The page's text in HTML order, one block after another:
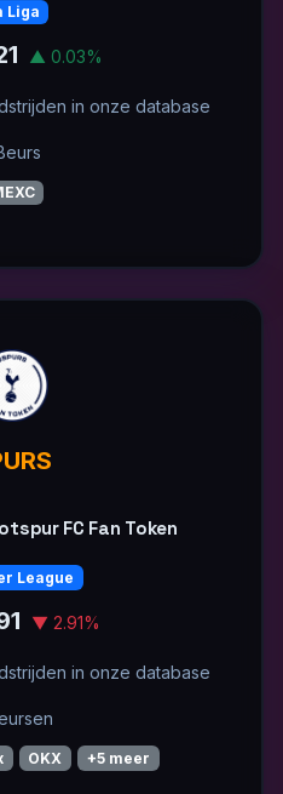
Liga
▲ 0.03%
in onze database
FC Fan Token
League
▼ 2.91%
in onze database
OKX +5 meer